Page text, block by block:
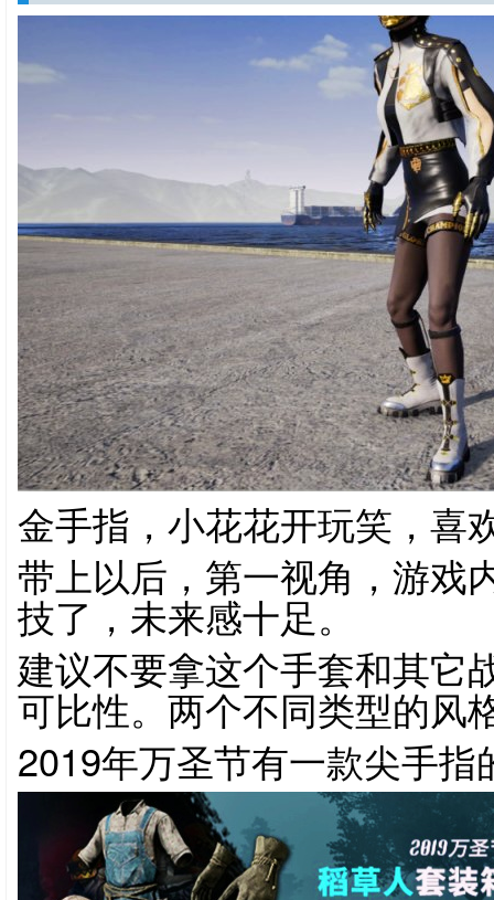
金手指，小花花开玩笑，喜
带上以后，第一视角，游戏
技了，未来感十足。
建议不要拿这个手套和其它
可比性。两个不同类型的风
2019年万圣节有一款尖手